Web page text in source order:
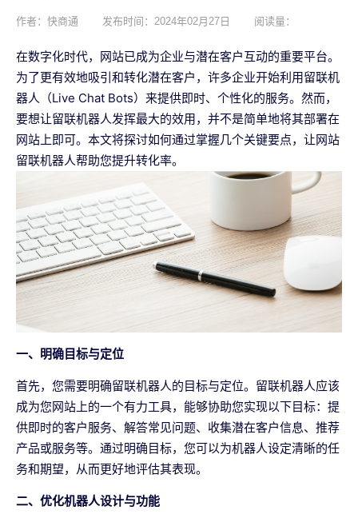
作者：快商通 发布时间：2024年02月27日 阅读量：
在数字化时代，网站已成为企业与潜在客户互动的重要平台。
为了更有效地吸引和转化潜在客户，许多企业开始利用留联机
器人（Live Chat Bots）来提供即时、个性化的服务。然而，
要想让留联机器人发挥最大的效用，并不是简单地将其部署在
网站上即可。本文将探讨如何通过掌握几个关键要点，让网站
留联机器人帮助您提升转化率。
一、明确目标与定位
首先，您需要明确留联机器人的目标与定位。留联机器人应该
成为您网站上的一个有力工具，能够协助您实现以下目标：提
供即时的客户服务、解答常见问题、收集潜在客户信息、推荐
产品或服务等。通过明确目标，您可以为机器人设定清晰的任
务和期望，从而更好地评估其表现。
二、优化机器人设计与功能